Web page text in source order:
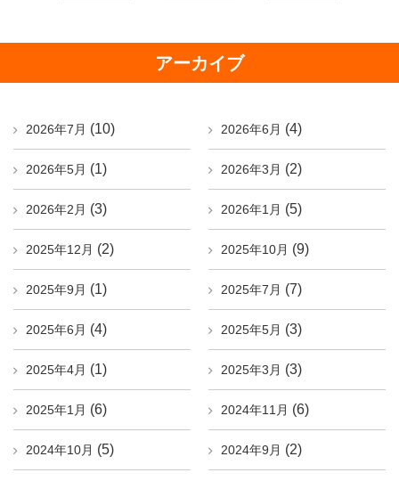
アーカイブ
2026年7月 (10) 2026年6月 (4)
2026年5月 (1) 2026年3月 (2)
2026年2月 (3) 2026年1月 (5)
2025年12月 (2) 2025年10月 (9)
2025年9月 (1) 2025年7月 (7)
2025年6月 (4) 2025年5月 (3)
2025年4月 (1) 2025年3月 (3)
2025年1月 (6) 2024年11月 (6)
2024年10月 (5) 2024年9月 (2)